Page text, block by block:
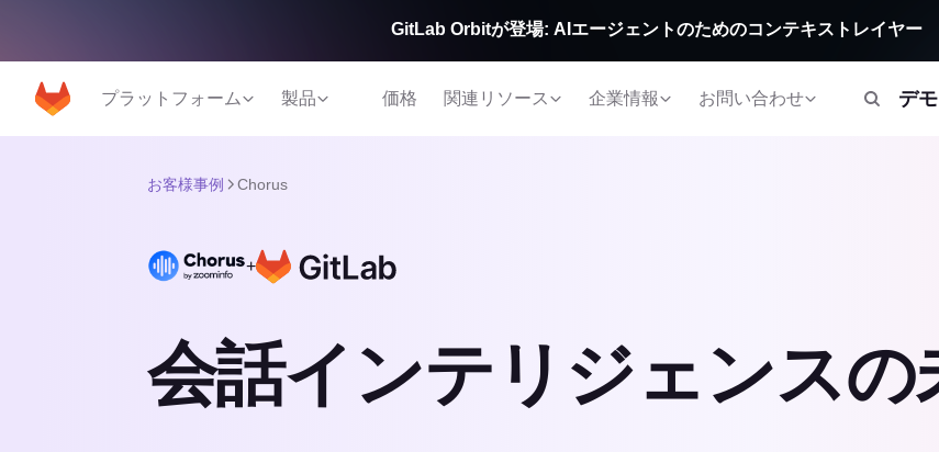
プラットフォーム 製品 価格 関連リソース 企業情報 お問い合わせ デ
GitLab Orbitが登場: AIエージェントのためのコンテキストレイヤー
お客様事例 Chorus
+
会話インテリジェンスの